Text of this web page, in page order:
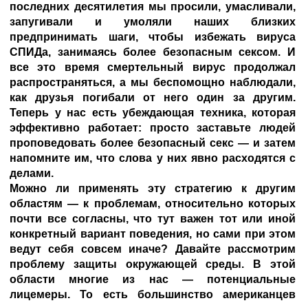
последних десятилетия мы просили, умасливали,
запугивали и умоляли наших близких
предпринимать шаги, чтобы избежать вируса
СПИДа, занимаясь более безопасным сексом. И
все это время смертельный вирус продолжал
распространяться, а мы беспомощно наблюдали,
как друзья погибали от него один за другим.
Теперь у нас есть убеждающая техника, которая
эффективно работает: просто заставьте людей
проповедовать более безопасный секс — и затем
напомните им, что слова у них явно расходятся с
делами.
Можно ли применять эту стратегию к другим
областям — к проблемам, относительно которых
почти все согласны, что тут важен тот или иной
конкретный вариант поведения, но сами при этом
ведут себя совсем иначе? Давайте рассмотрим
проблему защиты окружающей среды. В этой
области многие из нас — потенциальные
лицемеры. То есть большинство американцев